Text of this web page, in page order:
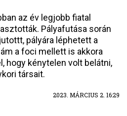
az év legjobb fiatal
Pályafutása során
pályára léphetett a
a foci mellett is akkora
hogy kénytelen volt belátni,
társait.
2023. MÁRCIUS 2. 16:29